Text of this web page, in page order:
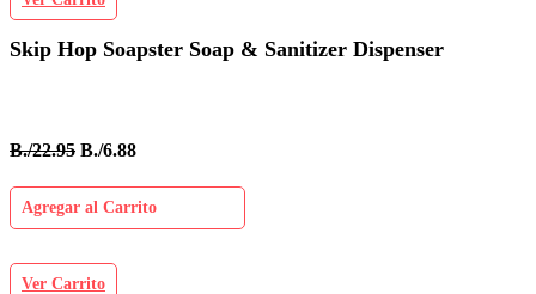
Skip Hop Soapster Soap & Sanitizer Dispenser
B./22.95 B./6.88
Agregar al Carrito
Ver Carrito